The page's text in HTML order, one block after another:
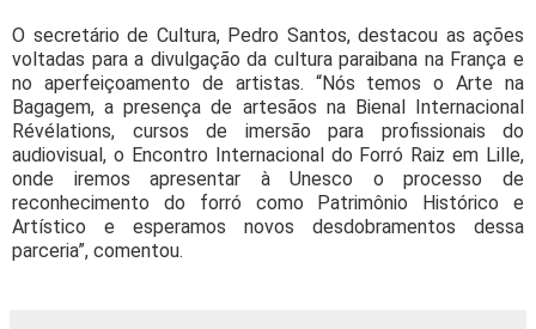
O secretário de Cultura, Pedro Santos, destacou as ações
voltadas para a divulgação da cultura paraibana na França e
no aperfeiçoamento de artistas. “Nós temos o Arte na
Bagagem, a presença de artesãos na Bienal Internacional
Révélations, cursos de imersão para profissionais do
audiovisual, o Encontro Internacional do Forró Raiz em Lille,
onde iremos apresentar à Unesco o processo de
reconhecimento do forró como Patrimônio Histórico e
Artístico e esperamos novos desdobramentos dessa
parceria”, comentou.